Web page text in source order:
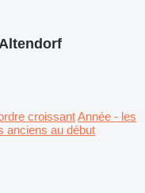
croissantAnnée - les
anciens au début